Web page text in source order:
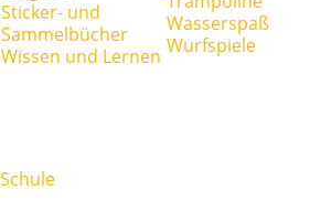
Sticker- und
Sammelbücher
Wissen und Lernen
Wasserspaß
Wurfspiele
Schule